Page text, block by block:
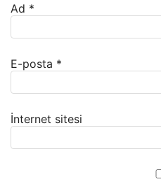
Ad *
E-posta *
İnternet sitesi